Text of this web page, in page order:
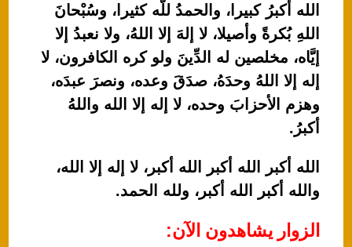
الله أكبرُ كبيرا، والحمدُ للَّه كثيرا، وسُبْحانَ
اللهِ بُكرةً وأصيلا، لا إلهَ إلا اللهُ، ولا نعبدُ إلا
إيَّاه، مخلصين له الدِّينَ ولو كره الكافرون، لا
إله إلا اللهُ وحدَهُ، صدَقَ وعده، ونصرَ عبدَه،
وهزم الأحزابَ وحده، لا إله إلا الله واللهُ
أكبرُ.
الله أكبر الله أكبر الله أكبر، لا إله إلا الله،
والله أكبر الله أكبر، ولله الحمد.
الزوار يشاهدون الآن: